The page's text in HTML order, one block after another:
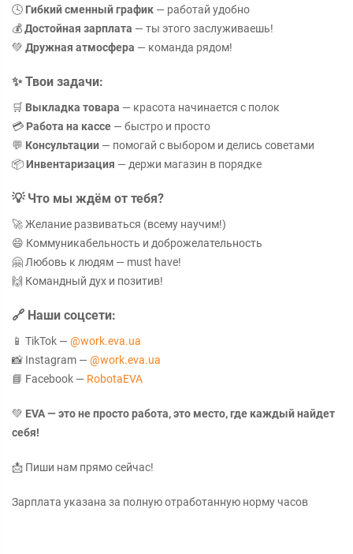
🕓 Гибкий сменный график — работай удобно
💰Достойная зарплата — ты этого заслуживаешь!
💚 Дружная атмосфера — команда рядом!
✨Твои задачи:
🛒 Выкладка товара — красота начинается с полок
💳 Работа на кассе — быстро и просто
💬 Консультации — помогай с выбором и делись советами
📦Инвентаризация — держи магазин в порядке
💡 Что мы ждём от тебя?
🚀 Желание развиваться (всему научим!)
😄 Коммуникабельность и доброжелательность
🤗 Любовь к людям — must have!
🙌 Командный дух и позитив!
🔗 Наши соцсети:
📱 TikTok — @work.eva.ua
📸 Instagram — @work.eva.ua
📘 Facebook — RobotaEVA
💚 EVA — это не просто работа, это место, где каждый найдет
себя!
📩 Пиши нам прямо сейчас!
Зарплата указана за полную отработанную норму часов